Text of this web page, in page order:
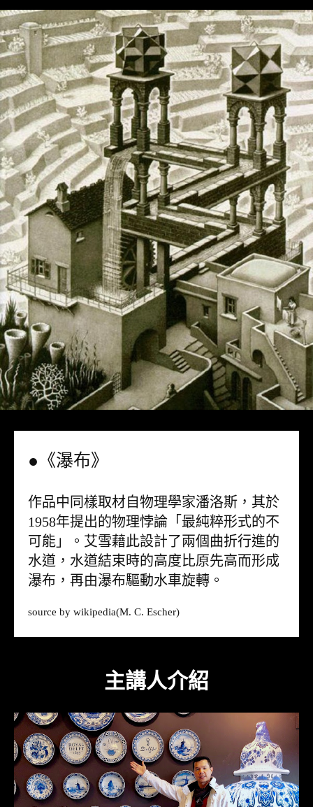
●《瀑布》
作品中同樣取材自物理學家潘洛斯，其於
1958年提出的物理悖論「最純粹形式的不
可能」。艾雪藉此設計了兩個曲折行進的
水道，水道結束時的高度比原先高而形成
瀑布，再由瀑布驅動水車旋轉。
source by wikipedia(M. C. Escher)
主講人介紹